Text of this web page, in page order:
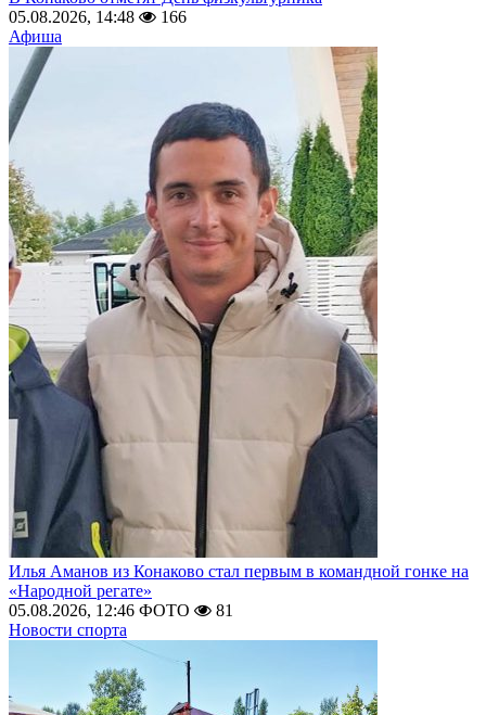
05.08.2026, 14:48
166
Афиша
Илья Аманов из Конаково стал первым в командной гонке на
«Народной регате»
05.08.2026, 12:46 ФОТО
81
Новости спорта